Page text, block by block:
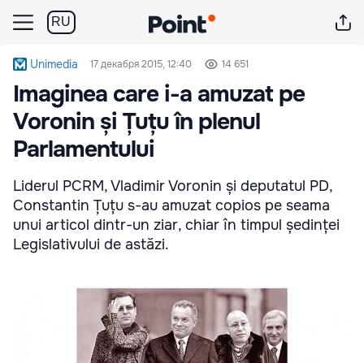
RU
Unimedia 17 декабря 2015, 12:40 14 651
Imaginea care i-a amuzat pe
Voronin și Țuțu în plenul
Parlamentului
Liderul PCRM, Vladimir Voronin și deputatul PD,
Constantin Țuțu s-au amuzat copios pe seama
unui articol dintr-un ziar, chiar în timpul ședinței
Legislativului de astăzi.